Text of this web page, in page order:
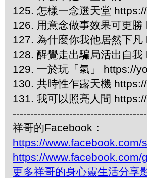
125. 怎樣一念選天堂
126. 用意念做事效果可更
127. 為什麼你我他居然下
128. 醒覺走出騙局活出自
129. 一於玩「氣」 https://
130. 共時性乍露天機
131. 我可以照亮人間
祥哥的Facebook：
https://www.facebook.com/
https://www.facebook.com/
更多祥哥的身心靈生活分享